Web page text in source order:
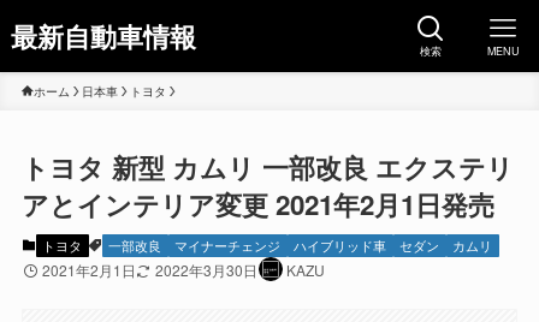
最新自動車情報 検索 MENU
ホーム 日本車 トヨタ
トヨタ 新型 カムリ 一部改良 エクステリ
アとインテリア変更 2021年2月1日発売
トヨタ 一部改良 マイナーチェンジ ハイブリッド車 セダン カムリ
2021年2月1日 2022年3月30日 KAZU